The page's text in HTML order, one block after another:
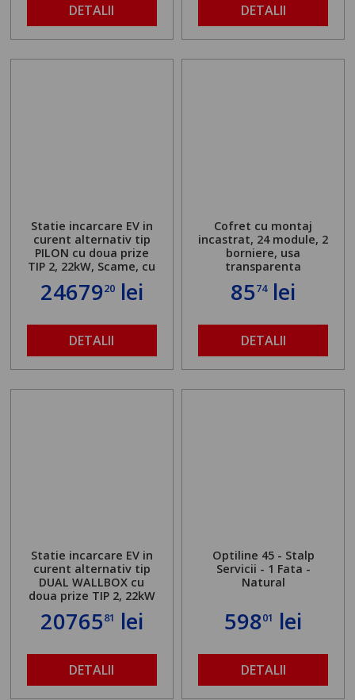
DETALII DETALII
Statie incarcare EV in
curent alternativ tip
PILON cu doua prize
TIP 2, 22kW, Scame, cu
server local
2467920lei
DETALII
Cofret cu montaj
incastrat, 24 module, 2
borniere, usa
transparenta
8574lei
DETALII
Statie incarcare EV in
curent alternativ tip
DUAL WALLBOX cu
doua prize TIP 2, 22kW
2076581 lei
DETALII
Optiline 45 - Stalp
Servicii - 1 Fata -
Natural
59801 lei
DETALII